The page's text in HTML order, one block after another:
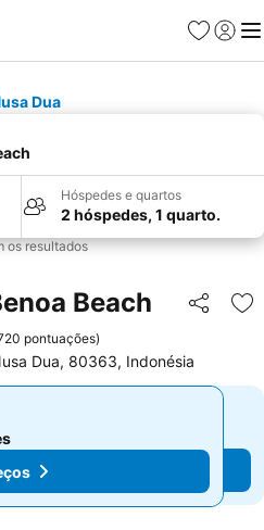
Favoritos
Iniciar
Dua
Hóspedes e quartos
2 hóspedes, 1 quarto.
os resultados
Beach Partilhar
pontuações)
Dua, 80363, Indonésia